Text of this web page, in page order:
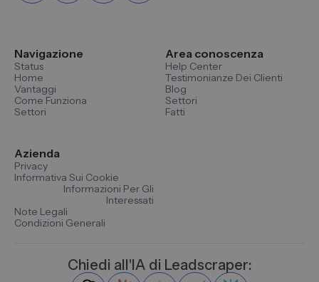
Navigazione
Status
Home
Vantaggi
Come Funziona
Settori
Area conoscenza
Help Center
Testimonianze Dei Clienti
Blog
Settori
Fatti
Azienda
Privacy
Informativa Sui Cookie
Informazioni Per Gli
Interessati
Note Legali
Condizioni Generali
Chiedi all'IA di Leadscraper: